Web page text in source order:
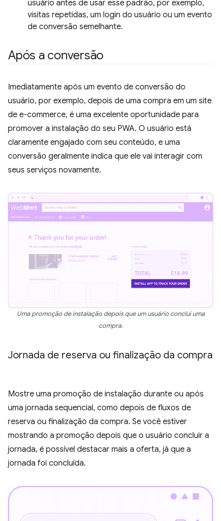
usuário antes de usar esse padrão, por exemplo,
visitas repetidas, um login do usuário ou um evento
de conversão semelhante.
Após a conversão
Imediatamente após um evento de conversão do
usuário, por exemplo, depois de uma compra em um site
de e-commerce, é uma excelente oportunidade para
promover a instalação do seu PWA. O usuário está
claramente engajado com seu conteúdo, e uma
conversão geralmente indica que ele vai interagir com
seus serviços novamente.
Uma promoção de instalação depois que um usuário conclui uma
compra.
Jornada de reserva ou finalização da compra
Mostre uma promoção de instalação durante ou após
uma jornada sequencial, como depois de fluxos de
reserva ou finalização da compra. Se você estiver
mostrando a promoção depois que o usuário concluir a
jornada, é possível destacar mais a oferta, já que a
jornada foi concluída.